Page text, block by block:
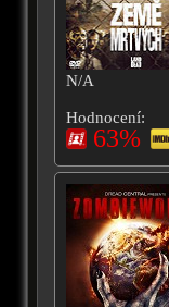
N/A
Hodnocení:
63%